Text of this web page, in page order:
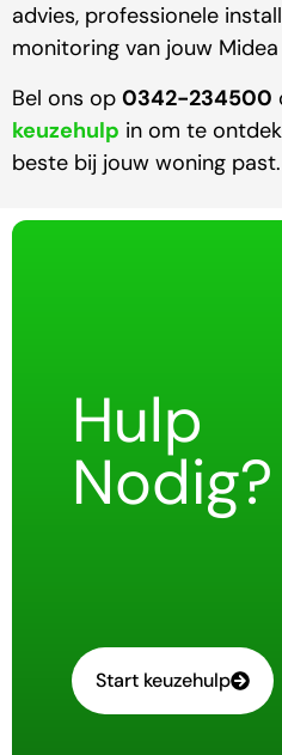
advies, professionele
monitoring van jouw
Bel ons op 0342-234500
keuzehulp in om te
beste bij jouw woning past.
Hulp
Nodig?
Start keuzehulp